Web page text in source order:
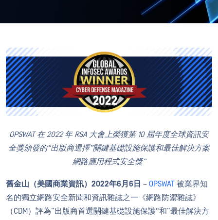
OPSWAT 在 2022 年 RSA 大會上榮獲第 10 屆年度全球資訊安
全獎頒發的“出版商選擇”關鍵基礎設施保護和最佳解決方案
網路應用程式安全獎”
舊金山（美國商業資訊）2022年6月6日 – OPSWAT 被業界知
名的獨立網路安全新聞和資訊雜誌之一《網路防禦雜誌》
（CDM）評為“出版商首選關鍵基礎設施保護”和“最佳解決方